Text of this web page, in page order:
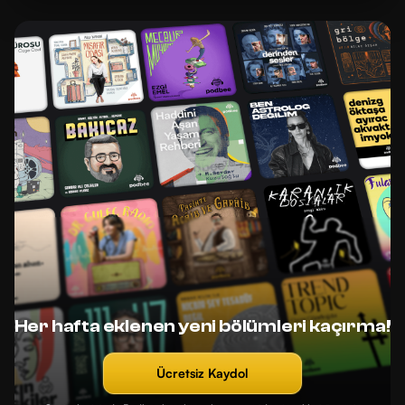
Her hafta eklenen yeni bölümleri kaçırma!
Ücretsiz Kaydol